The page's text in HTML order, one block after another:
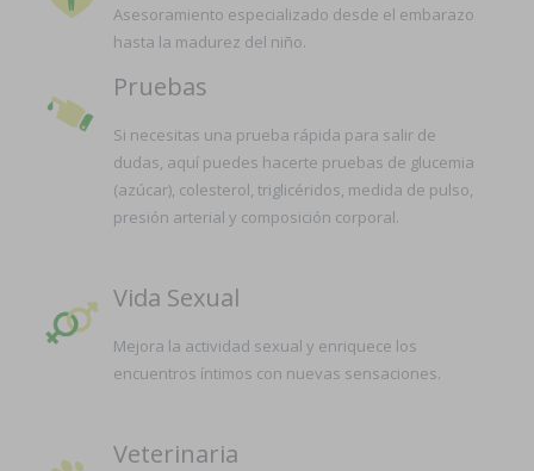
Asesoramiento especializado desde el embarazo
hasta la madurez del niño.
Pruebas
Si necesitas una prueba rápida para salir de
dudas, aquí puedes hacerte pruebas de glucemia
(azúcar), colesterol, triglicéridos, medida de pulso,
presión arterial y composición corporal.
Vida Sexual
Mejora la actividad sexual y enriquece los
encuentros íntimos con nuevas sensaciones.
Veterinaria